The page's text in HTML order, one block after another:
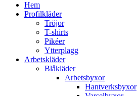
Hem
Profilkläder
Tröjor
T-shirts
Pikéer
Ytterplagg
Arbetskläder
Blåkläder
Arbetsbyxor
Hantverksbyxor